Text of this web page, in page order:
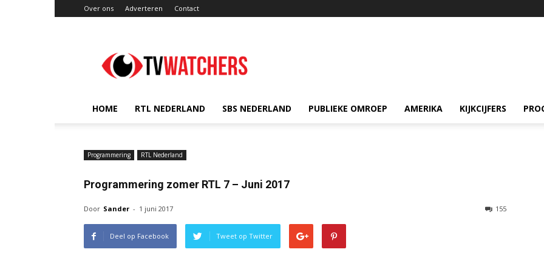
Over ons Adverteren Contact
HOME RTL NEDERLAND SBS NEDERLAND PUBLIEKE OMROEP AMERIKA KIJKCIJFERS
Programmering RTL Nederland
Programmering zomer RTL 7 – Juni 2017
Door Sander - 1 juni 2017 155
Deel op Facebook Tweet op Twitter